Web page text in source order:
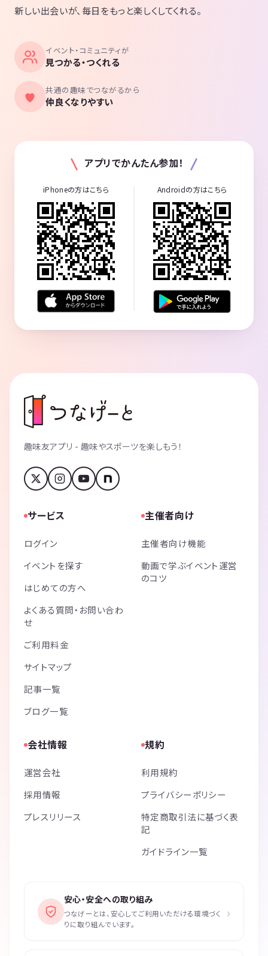
新しい出会いが、毎日をもっと楽しくしてくれる。
イベント・コミュニティが
見つかる・つくれる
共通の趣味でつながるから
仲良くなりやすい
アプリでかんたん参加！
iPhoneの方はこちら Androidの方はこちら
趣味友アプリ - 趣味やスポーツを楽しもう！
サービス
ログイン
イベントを探す
はじめての方へ
よくある質問・お問い合わ
せ
ご利用料金
サイトマップ
記事一覧
ブログ一覧
主催者向け
主催者向け機能
動画で学ぶイベント運営
のコツ
会社情報
運営会社
採用情報
プレスリリース
規約
利用規約
プライバシーポリシー
特定商取引法に基づく表
記
ガイドライン一覧
安心・安全への取り組み
つなげーとは、安心してご利用いただける環境づく
りに取り組んでいます。
›